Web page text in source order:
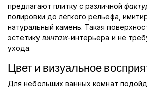
предлагают плитку с различной
полировки до лёгкого рельефа,
натуральный камень. Такая
эстетику винтаж-интерьера и не
ухода.
Цвет и визуальное
Для небольших ванных комнат